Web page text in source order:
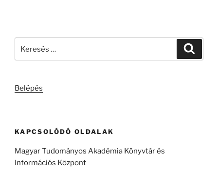
Belépés
KAPCSOLÓDÓ OLDALAK
Magyar Tudományos Akadémia Könyvtár és
Információs Központ